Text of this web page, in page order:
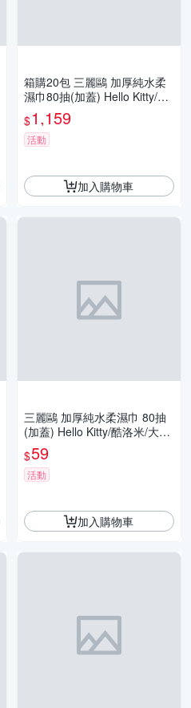
箱購20包 三麗鷗 加厚純水柔
濕巾80抽(加蓋) Hello Kitty/庫
洛米/大耳狗 濕紙巾 正版授權
$1,159
活動
加入購物車
三麗鷗 加厚純水柔濕巾 80抽
(加蓋) Hello Kitty/酷洛米/大耳
狗 濕紙巾 濕巾 正版授權
$59
活動
加入購物車